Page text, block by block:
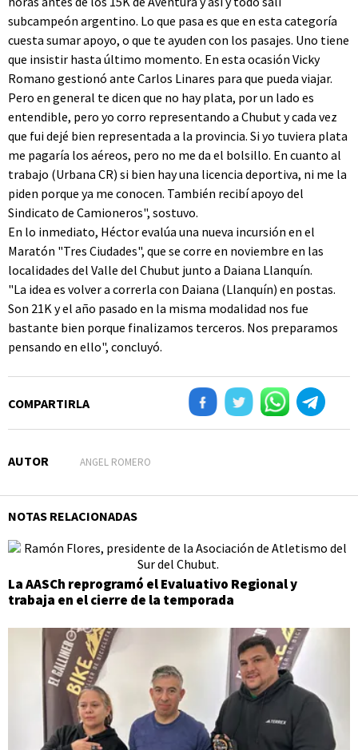
subcampeón argentino. Lo que pasa es que en esta categoría
cuesta sumar apoyo, o que te ayuden con los pasajes. Uno tiene
que insistir hasta último momento. En esta ocasión Vicky
Romano gestionó ante Carlos Linares para que pueda viajar.
Pero en general te dicen que no hay plata, por un lado es
entendible, pero yo corro representando a Chubut y cada vez
que fui dejé bien representada a la provincia. Si yo tuviera plata
me pagaría los aéreos, pero no me da el bolsillo. En cuanto al
trabajo (Urbana CR) si bien hay una licencia deportiva, ni me la
piden porque ya me conocen. También recibí apoyo del
Sindicato de Camioneros", sostuvo.
En lo inmediato, Héctor evalúa una nueva incursión en el
Maratón "Tres Ciudades", que se corre en noviembre en las
localidades del Valle del Chubut junto a Daiana Llanquín.
"La idea es volver a correrla con Daiana (Llanquín) en postas.
Son 21K y el año pasado en la misma modalidad nos fue
bastante bien porque finalizamos terceros. Nos preparamos
pensando en ello", concluyó.
COMPARTIRLA
AUTOR ANGEL ROMERO
NOTAS RELACIONADAS
La AASCh reprogramó el Evaluativo Regional y
trabaja en el cierre de la temporada